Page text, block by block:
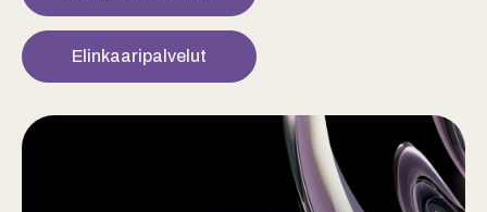
Elinkaaripalvelut